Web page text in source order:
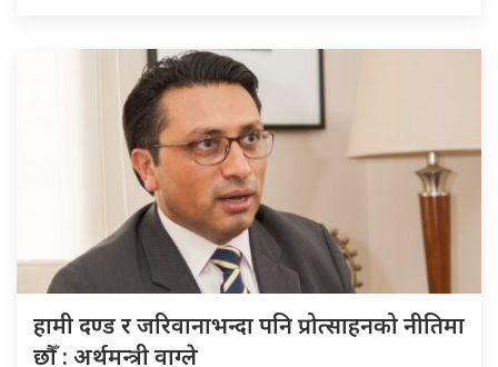
हामी दण्ड र जरिवानाभन्दा पनि प्रोत्साहनको नीतिमा
छौँ : अर्थमन्त्री वाग्ले